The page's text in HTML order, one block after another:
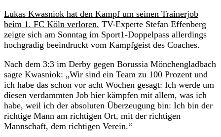
Lukas Kwasniok hat den Kampf um seinen Trainerjob
beim 1. FC Köln verloren. TV-Experte Stefan Effenberg
zeigte sich am Sonntag im Sport1-Doppelpass allerdings
hochgradig beeindruckt vom Kampfgeist des Coaches.
Nach dem 3:3 im Derby gegen Borussia Mönchengladbach
sagte Kwasniok: „Wir sind ein Team zu 100 Prozent und
ich habe das schon vor acht Wochen gesagt: Ich werde um
diesen verdammten Job hier kämpfen mit allem, was ich
habe, weil ich der absoluten Überzeugung bin: Ich bin der
richtige Mann am richtigen Ort, mit der richtigen
Mannschaft, dem richtigen Verein.“